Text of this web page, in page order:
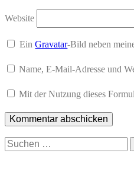
Website
EinGravatar-Bild neben
Name, E-Mail-Adresse und
Mit der Nutzung dieses
Suchen